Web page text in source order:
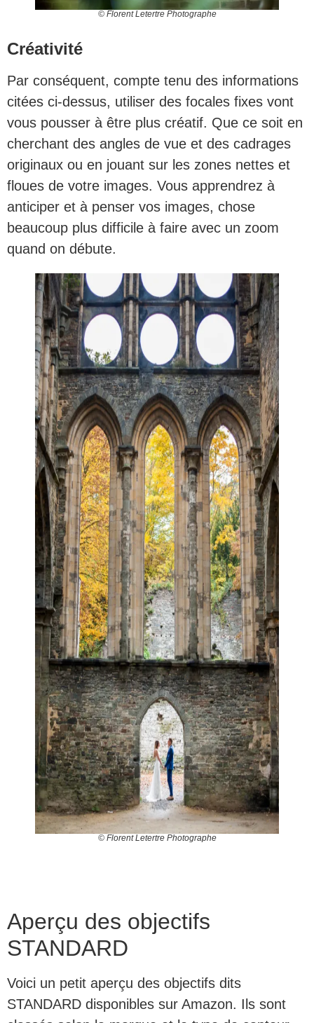
© Florent Letertre Photographe
Créativité
Par conséquent, compte tenu des informations
citées ci-dessus, utiliser des focales fixes vont
vous pousser à être plus créatif. Que ce soit en
cherchant des angles de vue et des cadrages
originaux ou en jouant sur les zones nettes et
floues de votre images. Vous apprendrez à
anticiper et à penser vos images, chose
beaucoup plus difficile à faire avec un zoom
quand on débute.
© Florent Letertre Photographe
Aperçu des objectifs
STANDARD
Voici un petit aperçu des objectifs dits
STANDARD disponibles sur Amazon. Ils sont